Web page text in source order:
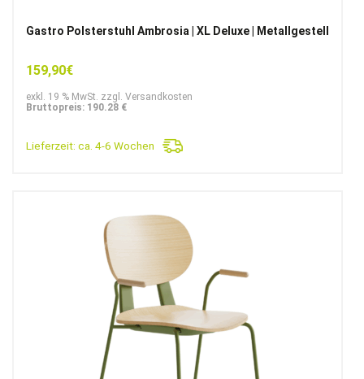
Gastro Polsterstuhl Ambrosia | XL Deluxe | Metallgestell
159,90€
exkl. 19 % MwSt. zzgl. Versandkosten
Bruttopreis: 190.28 €
Lieferzeit: ca. 4-6 Wochen